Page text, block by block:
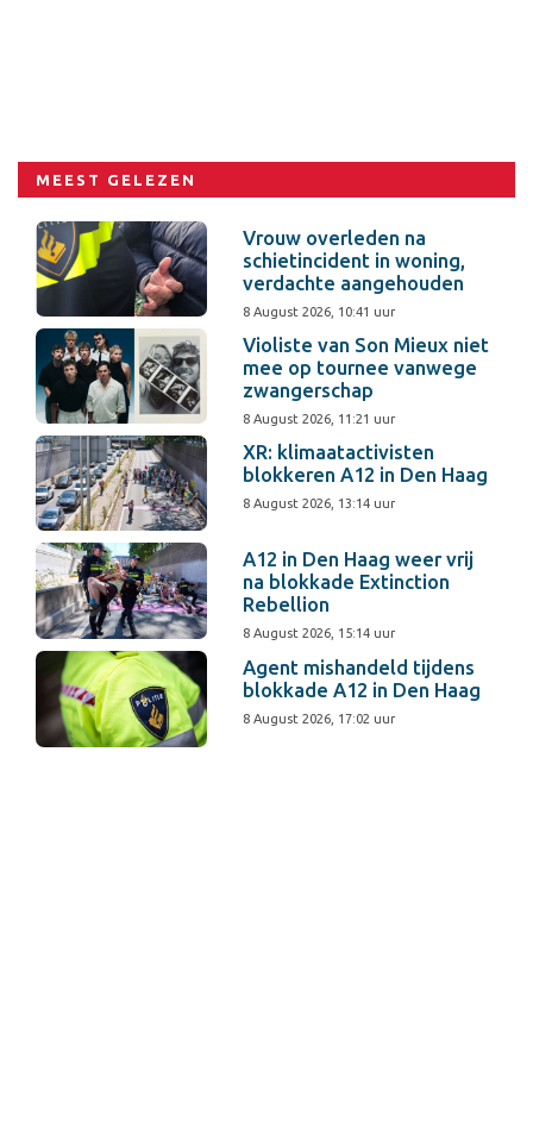
MEEST GELEZEN
Vrouw overleden na
schietincident in woning,
verdachte aangehouden
8 August 2026, 10:41 uur
Violiste van Son Mieux niet
mee op tournee vanwege
zwangerschap
8 August 2026, 11:21 uur
XR: klimaatactivisten
blokkeren A12 in Den Haag
8 August 2026, 13:14 uur
A12 in Den Haag weer vrij
na blokkade Extinction
Rebellion
8 August 2026, 15:14 uur
Agent mishandeld tijdens
blokkade A12 in Den Haag
8 August 2026, 17:02 uur